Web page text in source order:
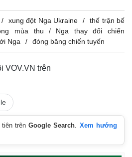
xung đột Nga Ukraine
thế trận bế
mùa thu
Nga thay đổi chiến
Nga đóng băng chiến tuyến
VOV.VN trên
tiên trênGoogle Search
Xem hướng